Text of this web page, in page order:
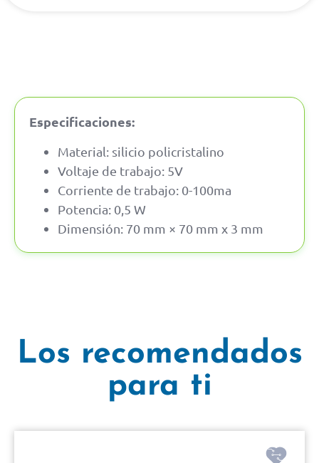
Especificaciones:
Material: silicio policristalino
Voltaje de trabajo: 5V
Corriente de trabajo: 0-100ma
Potencia: 0,5 W
Dimensión: 70 mm × 70 mm x 3 mm
Los recomendados
para ti